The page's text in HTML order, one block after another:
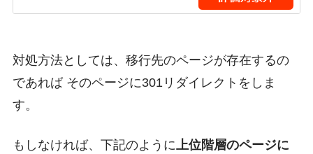
対処方法としては、移行先のページが存在するの
であれば そのページに301リダイレクトをしま
す。
もしなければ、下記のように 上位階層のページに